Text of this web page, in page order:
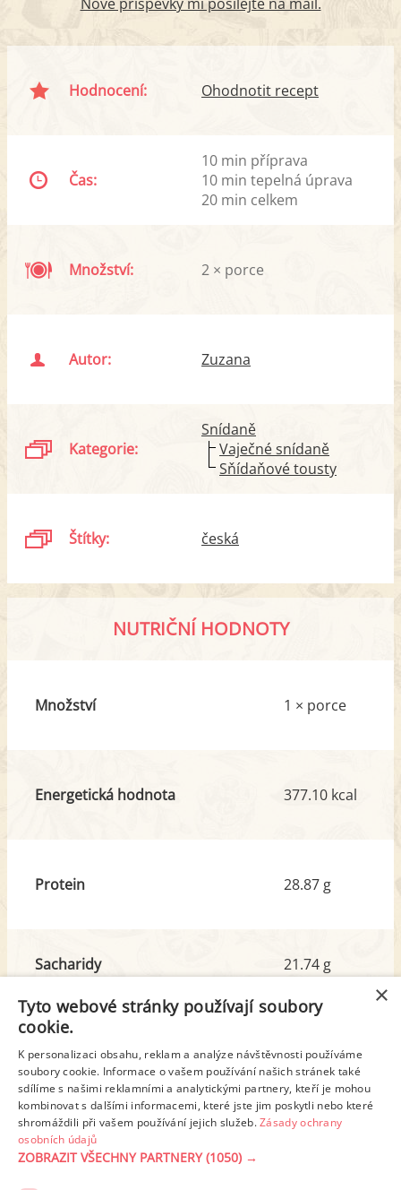
Hodnocení: Ohodnotit recept
Čas:
10 min příprava
10 min tepelná úprava
20 min celkem
Množství: 2 × porce
Autor: Zuzana
Kategorie:
Snídaně
Vaječné snídaně
Sňídaňové tousty
Štítky: česká
NUTRIČNÍ HODNOTY
Množství 1 × porce
Energetická hodnota 377.10 kcal
Protein 28.87 g
Sacharidy
z toho cukr
21.74 g
1.41 g
Tuk
z toho nas. mastné kyseliny
18.85 g
8.28 g
Detailní rozpis
×
Tyto webové stránky používají soubory
cookie.
K personalizaci obsahu, reklam a analýze návštěvnosti používáme
soubory cookie. Informace o vašem používání našich stránek také
sdílíme s našimi reklamními a analytickými partnery, kteří je mohou
kombinovat s dalšími informacemi, které jste jim poskytli nebo které
shromáždili při vašem používání jejich služeb.Zásady ochrany
osobních údajů
ZOBRAZIT VŠECHNY PARTNERY(1050) →